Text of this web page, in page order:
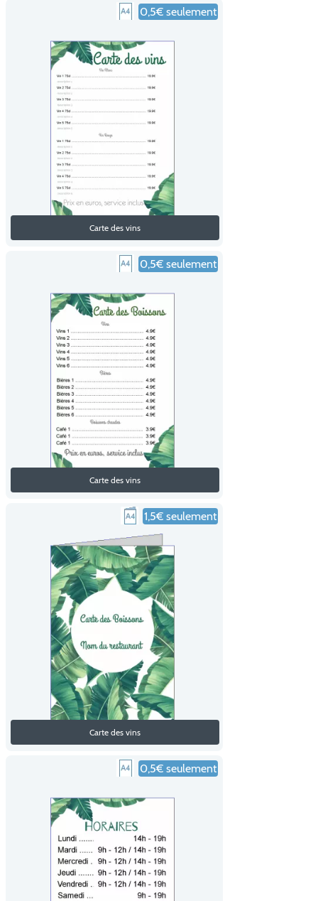
0,5€ seulement
Carte des vins
0,5€ seulement
Carte des vins
1,5€ seulement
Carte des vins
0,5€ seulement